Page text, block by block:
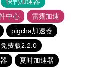
快鸭加速器
中心
雷霆加速
pigcha加速器
费版2.2.0
夏时加速器